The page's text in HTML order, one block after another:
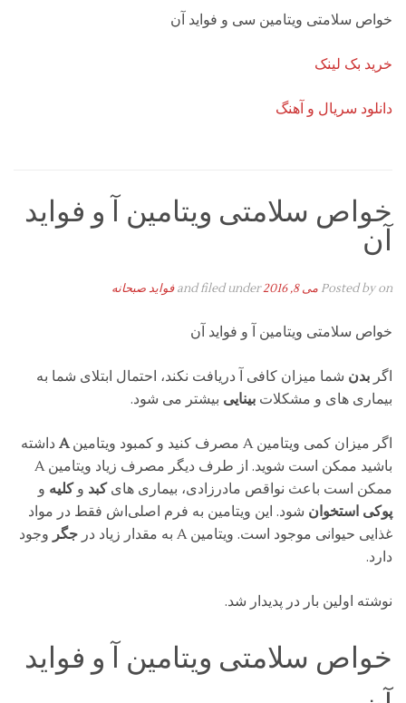
خواص سلامتی ویتامین سی و فواید آن
خرید بک لینک
دانلود سریال و آهنگ
خواص سلامتی ویتامین آ و فواید
آن
Posted byon می 8, 2016 and filed under فواید صبحانه
خواص سلامتی ویتامین آ و فواید آن
اگر بدن شما میزان کافی آ دریافت نکند، احتمال ابتلای شما به
بیماری های و مشکلات بینایی بیشتر می شود.
اگر میزان کمی ویتامین A مصرف کنید و کمبود ویتامین A داشته
باشید ممکن است
شوید. از طرف دیگر مصرف زیاد ویتامین A
ممکن است باعث نواقص مادرزادی، بیماری هایکبد وکلیه و
پوکی استخوان شود. این ویتامین به فرم اصلی‌اش فقط در مواد
غذایی حیوانی موجود است. ویتامین A به مقدار زیاد در
جگر وجود
دارد.
نوشته اولین بار در پدیدار شد.
خواص سلامتی ویتامین آ و فواید